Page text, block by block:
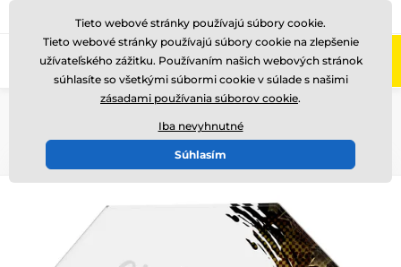
Zavolajte nám (Po-Pi 8-17) +421220255160
Tieto webové stránky používajú súbory cookie.
Tieto webové stránky používajú súbory cookie na zlepšenie
užívateľského zážitku. Používaním našich webových stránok
súhlasíte so všetkými súbormi cookie v súlade s našimi
zásadami používania súborov cookie.
Iba nevyhnutné
Súhlasím